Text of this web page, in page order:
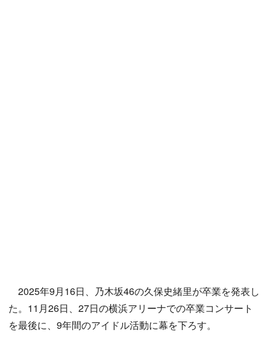
2025年9月16日、乃木坂46の久保史緒里が卒業を発表し
た。11月26日、27日の横浜アリーナでの卒業コンサート
を最後に、9年間のアイドル活動に幕を下ろす。